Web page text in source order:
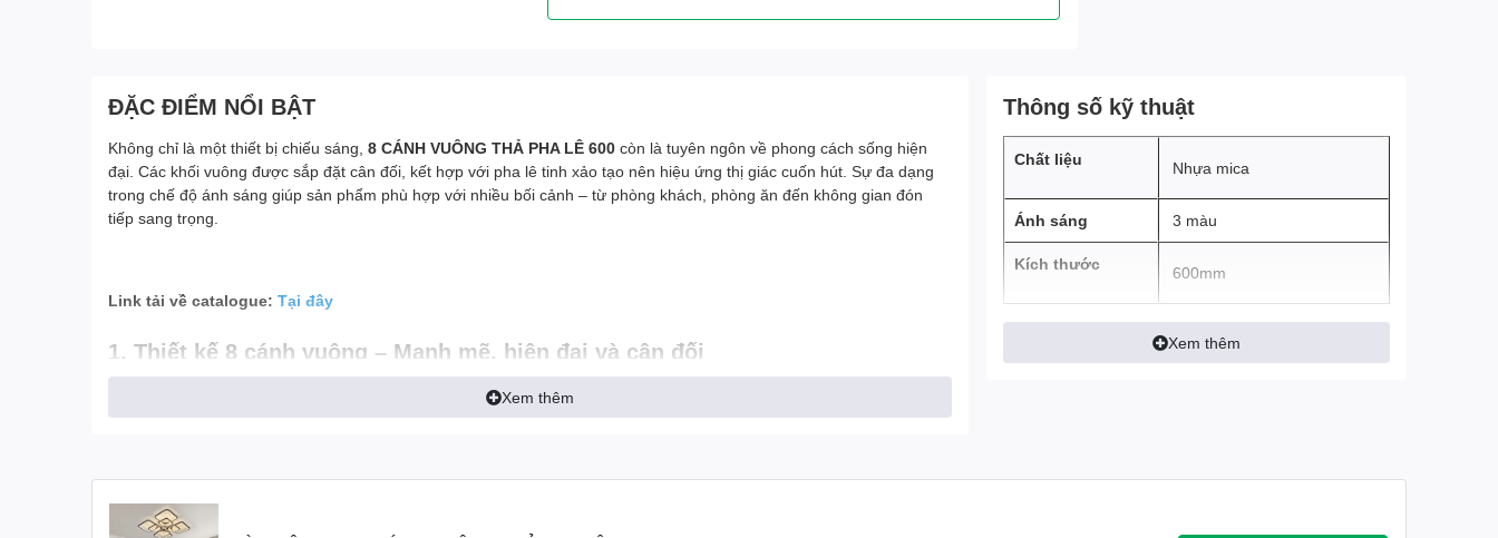
ĐẶC ĐIỂM NỔI BẬT
Không chỉ là một thiết bị chiếu sáng, 8 CÁNH VUÔNG THẢ PHA LÊ 600 còn là tuyên ngôn về phong cách sống hiện
đại. Các khối vuông được sắp đặt cân đối, kết hợp với pha lê tinh xảo tạo nên hiệu ứng thị giác cuốn hút. Sự đa dạng
trong chế độ ánh sáng giúp sản phẩm phù hợp với nhiều bối cảnh – từ phòng khách, phòng ăn đến không gian đón
tiếp sang trọng.
Link tải về catalogue: Tại đây
1. Thiết kế 8 cánh vuông – Mạnh mẽ, hiện đại và cân đối
Không đi theo lối mòn của những mẫu đèn tròn truyền thống,
vuông dứt khoát, tạo nên tổng thể như một bông hoa hiện đại đang bung nở trong không trung. Các chi tiết pha lê
Thiết kế vuông vức này cực kỳ phù hợp với các không gian:
Phòng khách mang hơi hướng tối giản hoặc hiện đại
Xem thêm
Thông số kỹ thuật
Chất liệu Nhựa mica
Ánh sáng 3 màu
Kích thước 600mm
Xem thêm